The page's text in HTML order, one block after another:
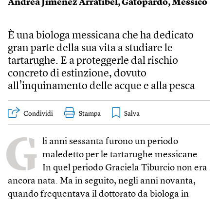
Andrea Jiménez Arratibel,Gatopardo,Messico
È una biologa messicana che ha dedicato
gran parte della sua vita a studiare le
tartarughe. E a proteggerle dal rischio
concreto di estinzione, dovuto
all’inquinamento delle acque e alla pesca
Condividi Stampa
G li anni sessanta furono un periodo
maledetto per le tartarughe messicane.
In quel periodo Graciela Tiburcio non era
ancora nata. Ma in seguito, negli anni novanta,
quando frequentava il dottorato da biologa in